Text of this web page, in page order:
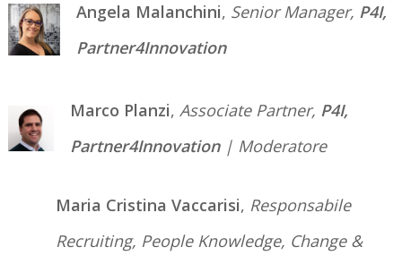
Angela Malanchini, Senior Manager, P4I,
Partner4Innovation
Marco Planzi,Associate Partner, P4I,
Partner4Innovation| Moderatore
Maria Cristina Vaccarisi, Responsabile
Recruiting, People Knowledge, Change &